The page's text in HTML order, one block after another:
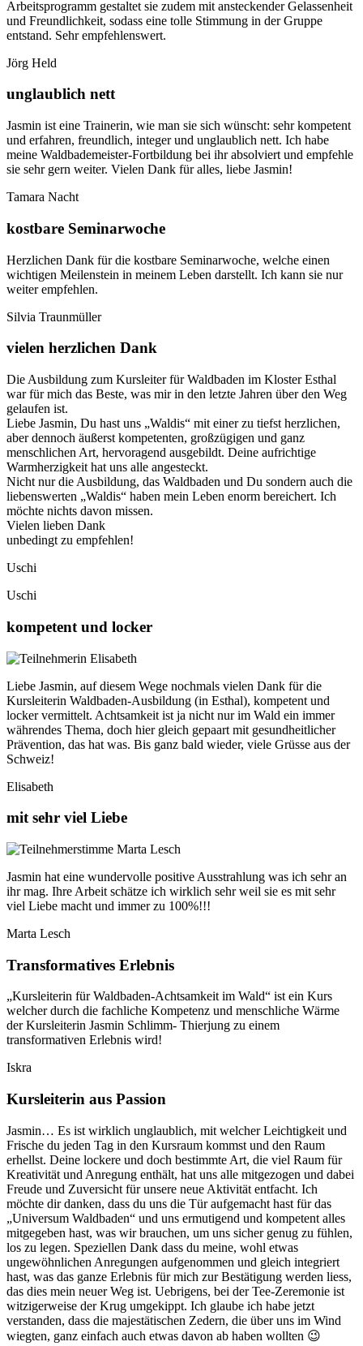
Arbeitsprogramm gestaltet sie zudem mit ansteckender Gelassenheit
und Freundlichkeit, sodass eine tolle Stimmung in der Gruppe
entstand. Sehr empfehlenswert.
Jörg Held
unglaublich nett
Jasmin ist eine Trainerin, wie man sie sich wünscht: sehr kompetent
und erfahren, freundlich, integer und unglaublich nett. Ich habe
meine Waldbademeister-Fortbildung bei ihr absolviert und empfehle
sie sehr gern weiter. Vielen Dank für alles, liebe Jasmin!
Tamara Nacht
kostbare Seminarwoche
Herzlichen Dank für die kostbare Seminarwoche, welche einen
wichtigen Meilenstein in meinem Leben darstellt. Ich kann sie nur
weiter empfehlen.
Silvia Traunmüller
vielen herzlichen Dank
Die Ausbildung zum Kursleiter für Waldbaden im Kloster Esthal
war für mich das Beste, was mir in den letzte Jahren über den Weg
gelaufen ist.
Liebe Jasmin, Du hast uns „Waldis“ mit einer zu tiefst herzlichen,
aber dennoch äußerst kompetenten, großzügigen und ganz
menschlichen Art, hervoragend ausgebildt. Deine aufrichtige
Warmherzigkeit hat uns alle angesteckt.
Nicht nur die Ausbildung, das Waldbaden und Du sondern auch die
liebenswerten „Waldis“ haben mein Leben enorm bereichert. Ich
möchte nichts davon missen.
Vielen lieben Dank
unbedingt zu empfehlen!
Uschi
Uschi
kompetent und locker
Liebe Jasmin, auf diesem Wege nochmals vielen Dank für die
Kursleiterin Waldbaden-Ausbildung (in Esthal), kompetent und
locker vermittelt. Achtsamkeit ist ja nicht nur im Wald ein immer
währendes Thema, doch hier gleich gepaart mit gesundheitlicher
Prävention, das hat was. Bis ganz bald wieder, viele Grüsse aus der
Schweiz!
Elisabeth
mit sehr viel Liebe
Jasmin hat eine wundervolle positive Ausstrahlung was ich sehr an
ihr mag. Ihre Arbeit schätze ich wirklich sehr weil sie es mit sehr
viel Liebe macht und immer zu 100%!!!
Marta Lesch
Transformatives Erlebnis
„Kursleiterin für Waldbaden-Achtsamkeit im Wald“ ist ein Kurs
welcher durch die fachliche Kompetenz und menschliche Wärme
der Kursleiterin Jasmin Schlimm- Thierjung zu einem
transformativen Erlebnis wird!
Iskra
Kursleiterin aus Passion
Jasmin… Es ist wirklich unglaublich, mit welcher Leichtigkeit und
Frische du jeden Tag in den Kursraum kommst und den Raum
erhellst. Deine lockere und doch bestimmte Art, die viel Raum für
Kreativität und Anregung enthält, hat uns alle mitgezogen und dabei
Freude und Zuversicht für unsere neue Aktivität entfacht. Ich
möchte dir danken, dass du uns die Tür aufgemacht hast für das
„Universum Waldbaden“ und uns ermutigend und kompetent alles
mitgegeben hast, was wir brauchen, um uns sicher genug zu fühlen,
los zu legen. Speziellen Dank dass du meine, wohl etwas
ungewöhnlichen Anregungen aufgenommen und gleich integriert
hast, was das ganze Erlebnis für mich zur Bestätigung werden liess,
das dies mein neuer Weg ist. Uebrigens, bei der Tee-Zeremonie ist
witzigerweise der Krug umgekippt. Ich glaube ich habe jetzt
verstanden, dass die majestätischen Zedern, die über uns im Wind
wiegten, ganz einfach auch etwas davon ab haben wollten 😉